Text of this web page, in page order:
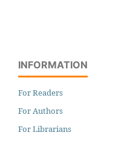
INFORMATION
For Readers
For Authors
For Librarians